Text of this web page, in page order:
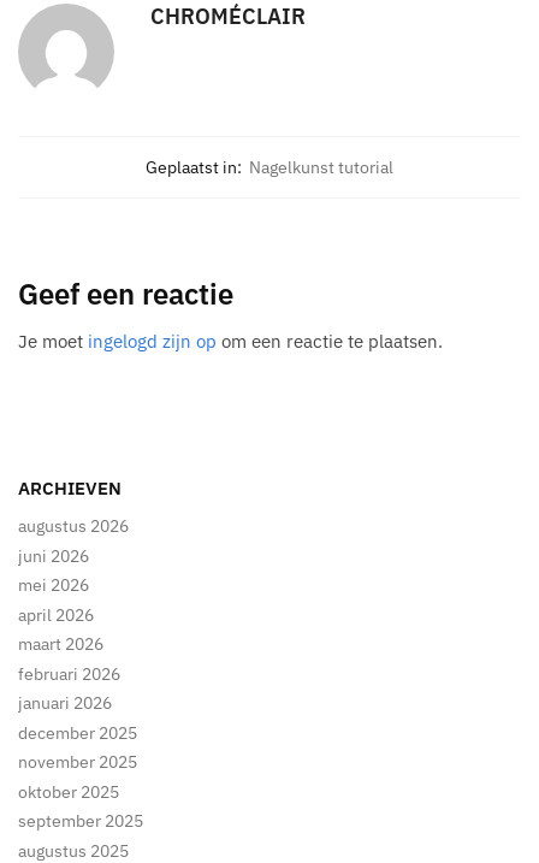
CHROMÉCLAIR
Geplaatst in: Nagelkunst tutorial
Geef een reactie
Je moet ingelogd zijn op om een reactie te plaatsen.
ARCHIEVEN
augustus 2026
juni 2026
mei 2026
april 2026
maart 2026
februari 2026
januari 2026
december 2025
november 2025
oktober 2025
september 2025
augustus 2025